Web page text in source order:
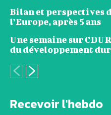
Bilan et perspectives
l’Europe, après 5 ans
Une semaine sur
du développement
Recevoir l'hebdo